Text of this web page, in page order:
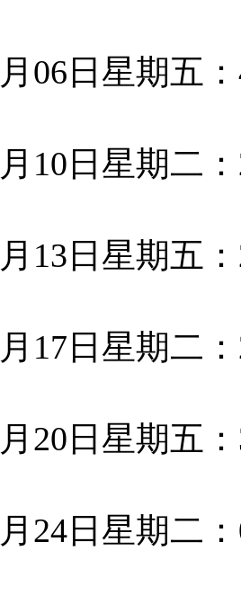
06日星期五
10日星期二
13日星期五
17日星期二
20日星期五
24日星期二